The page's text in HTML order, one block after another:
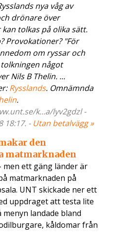
nya våg av
drönare över
tolkas på olika sätt.
Provokationer? "För
om ryssar och
något
Nils B Thelin. ...
Rysslands. Omnämnda
.
k...a/lyv2gdzl -
18:17. - Utan betalvägg »
den
matmarknaden
men ett gäng länder är
matmarknaden på
UNT skickade ner ett
uppdraget att testa lite
landade bland
kåldomar från